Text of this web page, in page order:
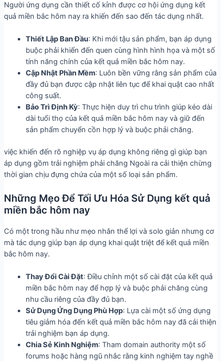
Người ứng dụng cần thiết cố kỉnh được cơ hội ứng dụng kết
quả miền bắc hôm nay ra khiến đến sao đến tác dụng nhất.
Thiết Lập Ban Đầu: Khi mới tậu sản phẩm, bạn áp dụng
buộc phải khiến đến quen cùng hình hình họa và một số
tính năng chính của kết quả miền bắc hôm nay.
Cập Nhật Phần Mềm: Luôn bền vững rằng sản phẩm của
đầy đủ bạn được cập nhật liên tục để khai quật cao nhất
công suất.
Bảo Trì Định Kỳ: Thực hiện duy trì chu trình giúp kéo dài
dài tuổi thọ của kết quả miền bắc hôm nay và giữ đến
sản phẩm chuyển cồn hợp lý và buộc phải chăng.
việc khiến đến rõ nghiệp vụ áp dụng không riêng gì giúp bạn
áp dụng gồm trải nghiệm phải chăng Ngoài ra cải thiện chừng
thời gian chịu đựng chứa của một số loại sản phẩm.
Những Mẹo Để Tối Ưu Hóa Sử Dụng kết quả
miền bắc hôm nay
Có một trong hầu như mẹo nhân thể lợi và solo giản nhưng cơ
mà tác dụng giúp bạn áp dụng khai quật triệt để kết quả miền
bắc hôm nay.
Thay Đổi Cài Đặt: Điều chỉnh một số cài đặt của kết quả
miền bắc hôm nay để hợp lý và buộc phải chăng cùng
nhu cầu riêng của đầy đủ bạn.
Sử Dụng Ứng Dụng Phù Hợp: Lựa cài một số ứng dụng
tiêu giảm hóa đến kết quả miền bắc hôm nay đã cải thiện
trải nghiệm bạn áp dụng.
Chia Sẻ Kinh Nghiệm: Tham domain authority một số
forums hoặc hàng ngũ nhắc rằng kinh nghiệm tay nghề